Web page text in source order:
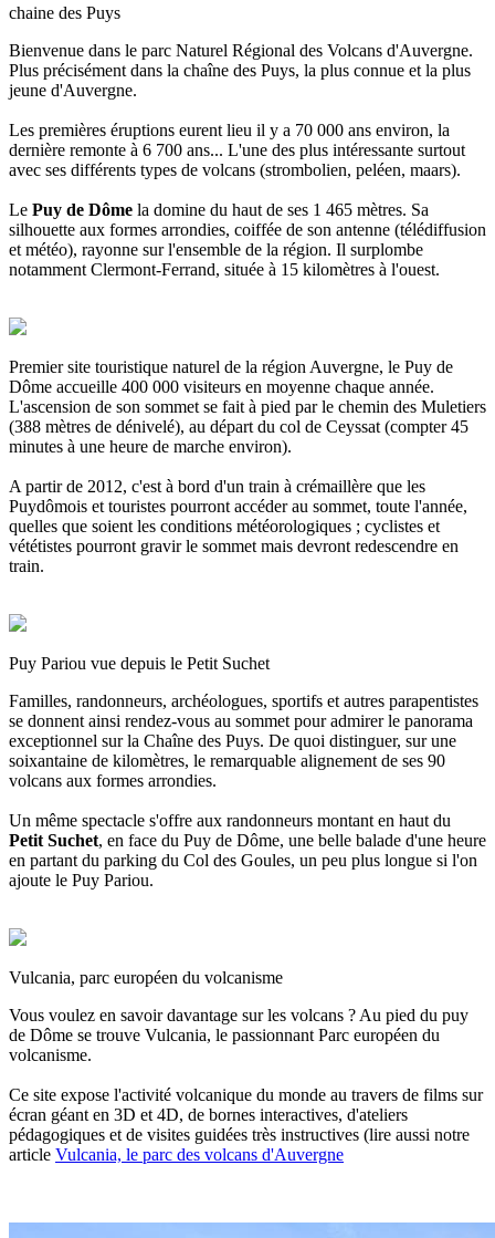
chaine des Puys
Bienvenue dans le parc Naturel Régional des Volcans d'Auvergne.
Plus précisément dans la chaîne des Puys, la plus connue et la plus
jeune d'Auvergne.
Les premières éruptions eurent lieu il y a 70 000 ans environ, la
dernière remonte à 6 700 ans... L'une des plus intéressante surtout
avec ses différents types de volcans (strombolien, peléen, maars).
Le Puy de Dôme la domine du haut de ses 1 465 mètres. Sa
silhouette aux formes arrondies, coiffée de son antenne (télédiffusion
et météo), rayonne sur l'ensemble de la région. Il surplombe
notamment Clermont-Ferrand, située à 15 kilomètres à l'ouest.
Premier site touristique naturel de la région Auvergne, le Puy de
Dôme accueille 400 000 visiteurs en moyenne chaque année.
L'ascension de son sommet se fait à pied par le chemin des Muletiers
(388 mètres de dénivelé), au départ du col de Ceyssat (compter 45
minutes à une heure de marche environ).
A partir de 2012, c'est à bord d'un train à crémaillère que les
Puydômois et touristes pourront accéder au sommet, toute l'année,
quelles que soient les conditions météorologiques ; cyclistes et
vététistes pourront gravir le sommet mais devront redescendre en
train.
Puy Pariou vue depuis le Petit Suchet
Familles, randonneurs, archéologues, sportifs et autres parapentistes
se donnent ainsi rendez-vous au sommet pour admirer le panorama
exceptionnel sur la Chaîne des Puys. De quoi distinguer, sur une
soixantaine de kilomètres, le remarquable alignement de ses 90
volcans aux formes arrondies.
Un même spectacle s'offre aux randonneurs montant en haut du
Petit Suchet, en face du Puy de Dôme, une belle balade d'une heure
en partant du parking du Col des Goules, un peu plus longue si l'on
ajoute le Puy Pariou.
Vulcania, parc européen du volcanisme
Vous voulez en savoir davantage sur les volcans ? Au pied du puy
de Dôme se trouve Vulcania, le passionnant Parc européen du
volcanisme.
Ce site expose l'activité volcanique du monde au travers de films sur
écran géant en 3D et 4D, de bornes interactives, d'ateliers
pédagogiques et de visites guidées très instructives (lire aussi notre
article Vulcania, le parc des volcans d'Auvergne